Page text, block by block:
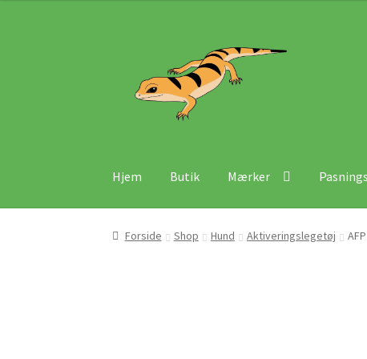
navigation
indhold
Hjem Butik Mærker
Forside Shop Hund Aktiveringslegetøj